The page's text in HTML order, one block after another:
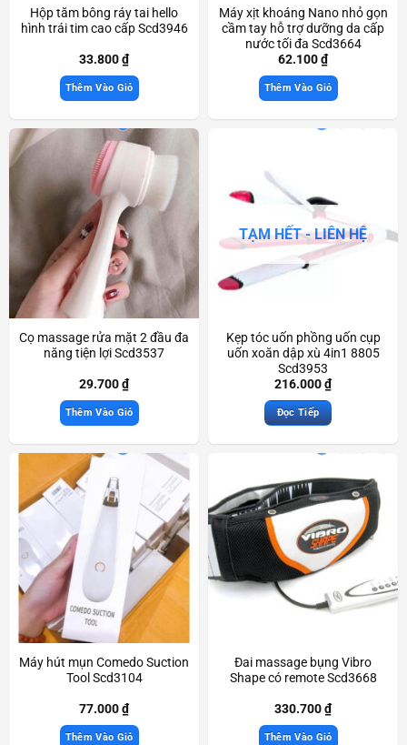
Hộp tăm bông ráy tai hello
hình trái tim cao cấp Scd3946
33.800₫
Thêm Vào Giỏ
Máy xịt khoáng Nano nhỏ gọn
cầm tay hỗ trợ dưỡng da cấp
nước tối đa Scd3664
62.100₫
Thêm Vào Giỏ
Cọ massage rửa mặt 2 đầu đa
năng tiện lợi Scd3537
29.700₫
Thêm Vào Giỏ
TẠM HẾT - LIÊN HỆ
Kẹp tóc uốn phồng uốn cụp
uốn xoăn dập xù 4in1 8805
Scd3953
216.000₫
Đọc Tiếp
Máy hút mụn Comedo Suction
Tool Scd3104
77.000₫
Thêm Vào Giỏ
Đai massage bụng Vibro
Shape có remote Scd3668
330.700₫
Thêm Vào Giỏ